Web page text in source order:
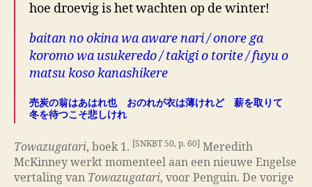
hoe droevig is het wachten op de winter!
baitan no okina wa aware nari / onore ga
koromo wa usukeredo / takigi o torite / fuyu o
matsu koso kanashikere
売炭の翁はあはれ也 おのれが衣は薄けれど 薪を取りて
冬を待つこそ悲しけれ
Towazugatari, boek 1. [SNKBT 50, p. 60] Meredith
McKinney werkt momenteel aan een nieuwe Engelse
vertaling van Towazugatari, voor Penguin. De vorige